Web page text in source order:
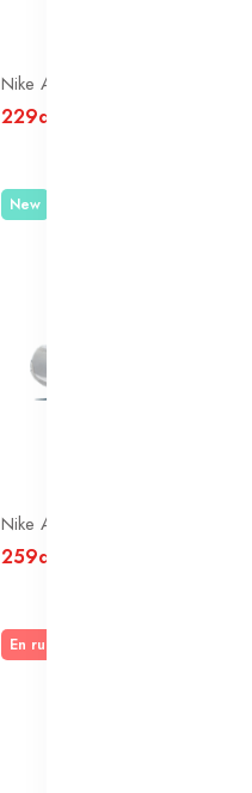
Nike Air Max Dawn Black White
229dt
New
Nike Air Max 1 London City Pack
259dt
En rupture de stock